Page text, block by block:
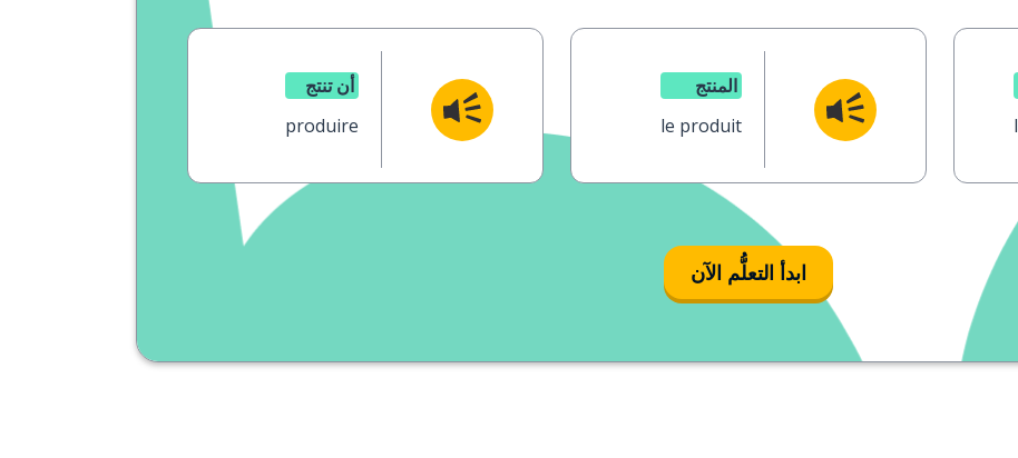
المنتج
le produit
أن تنتج
produire
ابدأ التعلُّم الآن